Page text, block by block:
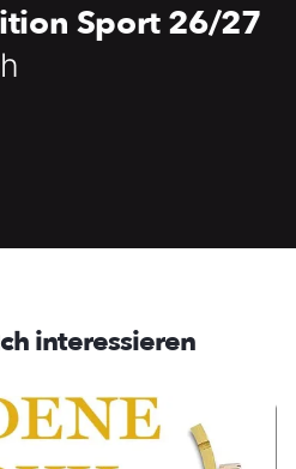
Sport 26/27
interessieren